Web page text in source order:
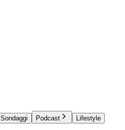
Sondaggi Podcast
Lifestyle